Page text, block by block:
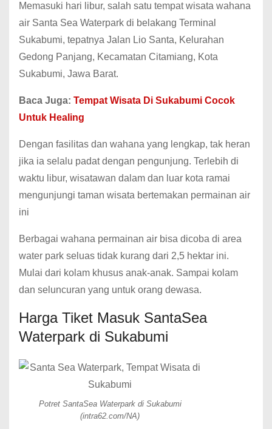
Memasuki hari libur, salah satu tempat wisata wahana
air Santa Sea Waterpark di belakang Terminal
Sukabumi, tepatnya Jalan Lio Santa, Kelurahan
Gedong Panjang, Kecamatan Citamiang, Kota
Sukabumi, Jawa Barat.
Baca Juga: Tempat Wisata Di Sukabumi Cocok
Untuk Healing
Dengan fasilitas dan wahana yang lengkap, tak heran
jika ia selalu padat dengan pengunjung. Terlebih di
waktu libur, wisatawan dalam dan luar kota ramai
mengunjungi taman wisata bertemakan permainan air
ini
Berbagai wahana permainan air bisa dicoba di area
water park seluas tidak kurang dari 2,5 hektar ini.
Mulai dari kolam khusus anak-anak. Sampai kolam
dan seluncuran yang untuk orang dewasa.
Harga Tiket Masuk SantaSea
Waterpark di Sukabumi
Potret SantaSea Waterpark di Sukabumi
(intra62.com/NA)